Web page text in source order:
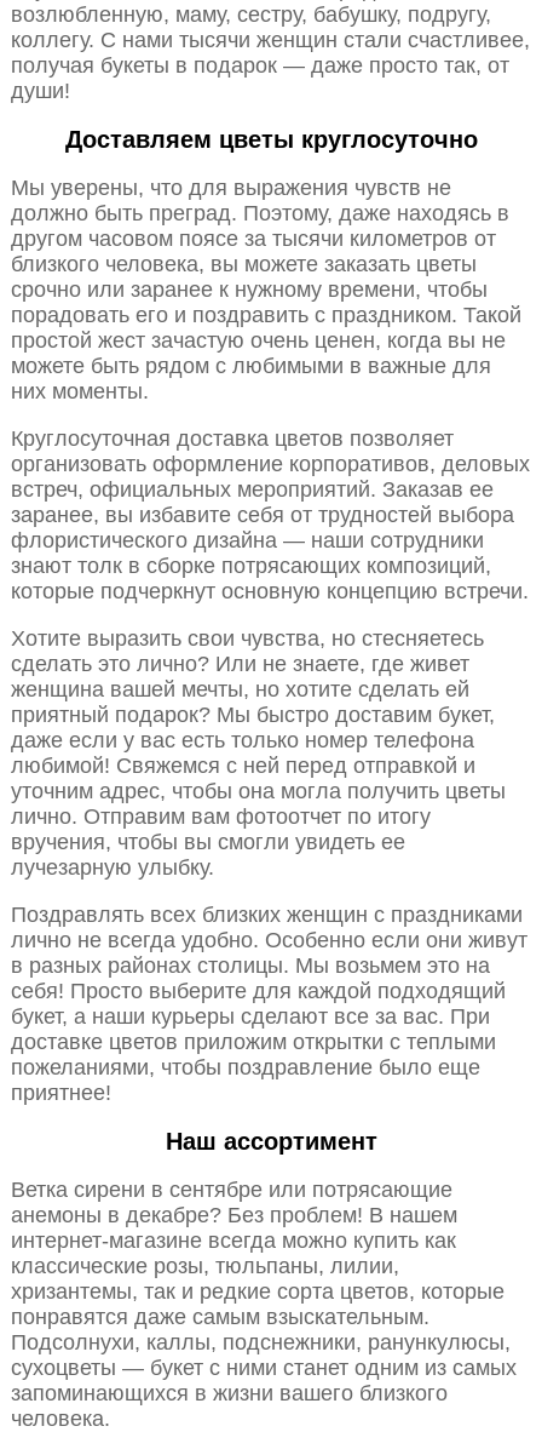
возлюбленную, маму, сестру, бабушку, подругу,
коллегу. С нами тысячи женщин стали счастливее,
получая букеты в подарок — даже просто так, от
души!
Доставляем цветы круглосуточно
Мы уверены, что для выражения чувств не
должно быть преград. Поэтому, даже находясь в
другом часовом поясе за тысячи километров от
близкого человека, вы можете заказать цветы
срочно или заранее к нужному времени, чтобы
порадовать его и поздравить с праздником. Такой
простой жест зачастую очень ценен, когда вы не
можете быть рядом с любимыми в важные для
них моменты.
Круглосуточная доставка цветов позволяет
организовать оформление корпоративов, деловых
встреч, официальных мероприятий. Заказав ее
заранее, вы избавите себя от трудностей выбора
флористического дизайна — наши сотрудники
знают толк в сборке потрясающих композиций,
которые подчеркнут основную концепцию встречи.
Хотите выразить свои чувства, но стесняетесь
сделать это лично? Или не знаете, где живет
женщина вашей мечты, но хотите сделать ей
приятный подарок? Мы быстро доставим букет,
даже если у вас есть только номер телефона
любимой! Свяжемся с ней перед отправкой и
уточним адрес, чтобы она могла получить цветы
лично. Отправим вам фотоотчет по итогу
вручения, чтобы вы смогли увидеть ее
лучезарную улыбку.
Поздравлять всех близких женщин с праздниками
лично не всегда удобно. Особенно если они живут
в разных районах столицы. Мы возьмем это на
себя! Просто выберите для каждой подходящий
букет, а наши курьеры сделают все за вас. При
доставке цветов приложим открытки с теплыми
пожеланиями, чтобы поздравление было еще
приятнее!
Наш ассортимент
Ветка сирени в сентябре или потрясающие
анемоны в декабре? Без проблем! В нашем
интернет-магазине всегда можно купить как
классические розы, тюльпаны, лилии,
хризантемы, так и редкие сорта цветов, которые
понравятся даже самым взыскательным.
Подсолнухи, каллы, подснежники, ранункулюсы,
сухоцветы — букет с ними станет одним из самых
запоминающихся в жизни вашего близкого
человека.